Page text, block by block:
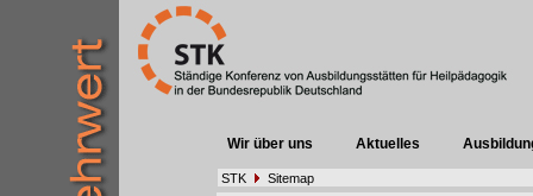
Wir über uns Aktuelles
STK Sitemap